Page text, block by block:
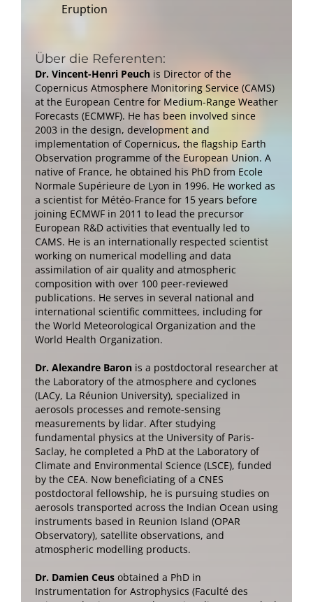
Eruption
Über die Referenten:
Dr. Vincent-Henri Peuch is Director of the
Copernicus Atmosphere Monitoring Service (CAMS)
at the European Centre for Medium-Range Weather
Forecasts (ECMWF). He has been involved since
2003 in the design, development and
implementation of Copernicus, the flagship Earth
Observation programme of the European Union. A
native of France, he obtained his PhD from Ecole
Normale Supérieure de Lyon in 1996. He worked as
a scientist for Météo-France for 15 years before
joining ECMWF in 2011 to lead the precursor
European R&D activities that eventually led to
CAMS. He is an internationally respected scientist
working on numerical modelling and data
assimilation of air quality and atmospheric
composition with over 100 peer-reviewed
publications. He serves in several national and
international scientific committees, including for
the World Meteorological Organization and the
World Health Organization.
Dr. Alexandre Baron is a postdoctoral researcher at
the Laboratory of the atmosphere and cyclones
(LACy, La Réunion University), specialized in
aerosols processes and remote-sensing
measurements by lidar. After studying
fundamental physics at the University of Paris-
Saclay, he completed a PhD at the Laboratory of
Climate and Environmental Science (LSCE), funded
by the CEA. Now beneficiating of a CNES
postdoctoral fellowship, he is pursuing studies on
aerosols transported across the Indian Ocean using
instruments based in Reunion Island (OPAR
Observatory), satellite observations, and
atmospheric modelling products.
Dr. Damien Ceus obtained a PhD in
Instrumentation for Astrophysics (Faculté des